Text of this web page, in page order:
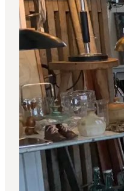
Destinationer
Oplevelser
Overnatning
Planlæg ferien